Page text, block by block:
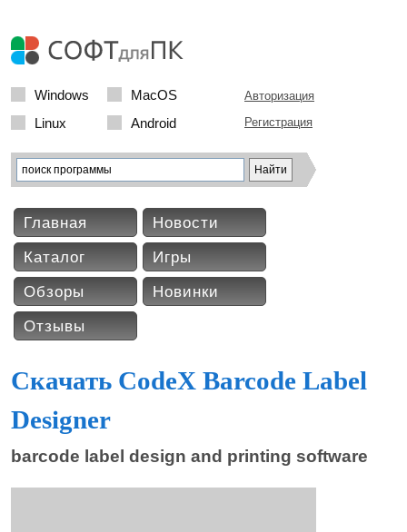
Windows
MacOS
Linux
Android
Авторизация
Регистрация
Главная
Новости
Каталог
Игры
Обзоры
Новинки
Отзывы
Скачать CodeX Barcode Label
Designer
barcode label design and printing software